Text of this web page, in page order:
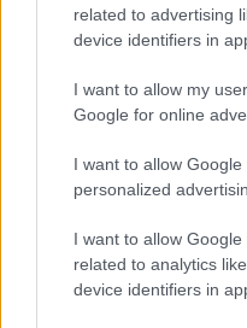
related to advertising
device identifiers in
I want to allow my
Google for online
I want to allow
personalized
I want to allow
related to analytics
device identifiers in
Investimenti immobiliari a
con Globexs Group
Niccolò Conforti · 6 Ago 2026